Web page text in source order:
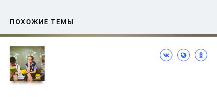
ПОХОЖИЕ ТЕМЫ